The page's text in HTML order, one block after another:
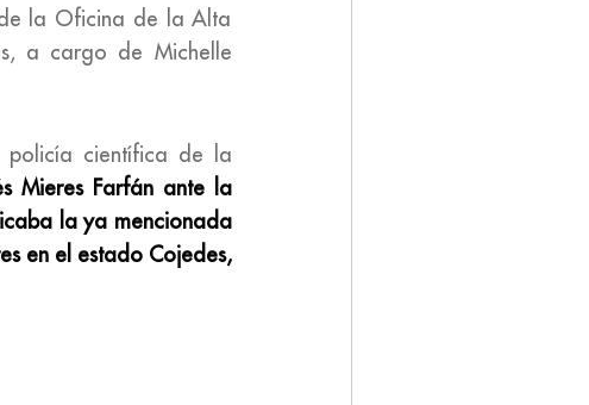
la Oficina de la Alta
a cargo de Michelle
policía científica de la
Mieres Farfán ante la
la ya mencionada
en el estado Cojedes,